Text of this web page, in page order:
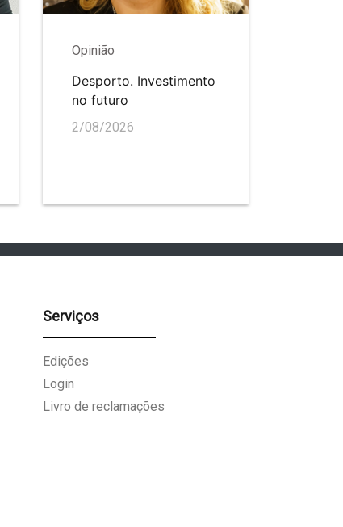
Opinião
Desporto. Investimento
no futuro
2/08/2026
Serviços
Edições
Login
Livro de reclamações